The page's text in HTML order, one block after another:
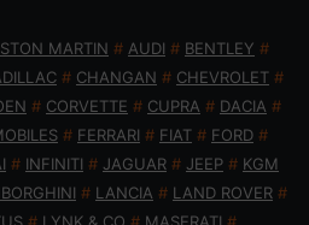
MARTIN # AUDI # BENTLEY #
# CHANGAN # CHEVROLET #
# CORVETTE # CUPRA # DACIA #
# FERRARI # FIAT # FORD #
# INFINITI # JAGUAR # JEEP # KGM
# LANCIA # LAND ROVER #
# LYNK & CO # MASERATI #